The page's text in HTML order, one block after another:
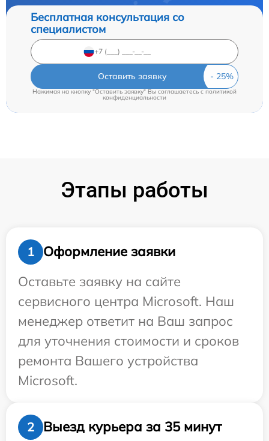
Бесплатная консультация со
специалистом
Оставить заявку
Нажимая на кнопку "Оставить заявку" Вы соглашаетесь cполитикой
конфиденциальности
Этапы работы
1
Оформление заявки
Оставьте заявку на сайте
сервисного центра Microsoft. Наш
менеджер ответит на Ваш запрос
для уточнения стоимости и сроков
ремонта Вашего устройства
Microsoft.
2 Выезд курьера за 35 минут